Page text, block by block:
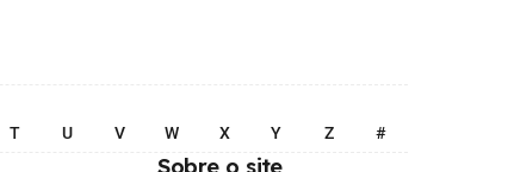
T U V W X Y Z #